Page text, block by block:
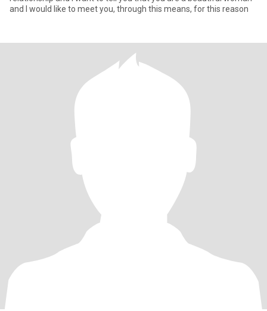
and I would like to meet you, through this means, for this reason